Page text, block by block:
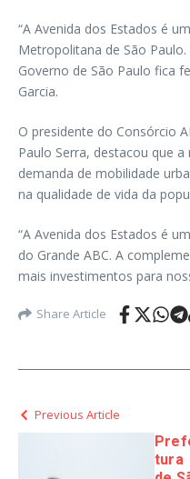
“A Avenida dos Estados é
Metropolitana de São
Governo de São Paulo fica
Garcia.
O presidente do Consórcio
Paulo Serra, destacou que
demanda de mobilidade
na qualidade de vida da
“A Avenida dos Estados é
do Grande ABC. A
mais investimentos para
Share Article
Previous Article
tura